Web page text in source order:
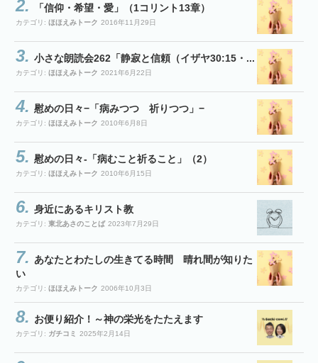
「信仰・希望・愛」（1コリント13章）
カテゴリ: ほほえみトーク 2016年11月29日
小さな朗読会262「静寂と信頼（イザヤ30:15・...
カテゴリ: ほほえみトーク 2021年6月22日
慰めの日々−「病みつつ 祈りつつ」−
カテゴリ: ほほえみトーク 2010年6月8日
慰めの日々-「病むこと祈ること」（2）
カテゴリ: ほほえみトーク 2010年6月15日
身近にあるキリスト教
カテゴリ: 東北あさのことば 2023年7月29日
あなたとわたしの生きてる時間 晴れ間が知りた
い
カテゴリ: ほほえみトーク 2006年10月3日
お便り紹介！～神の栄光をたたえます
カテゴリ: ガチコミ 2025年2月14日